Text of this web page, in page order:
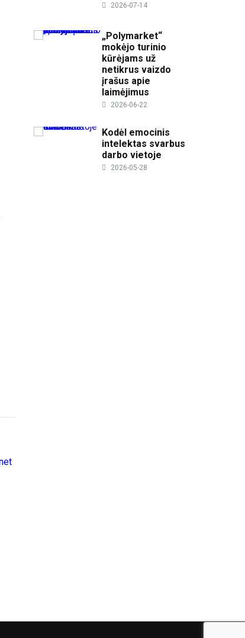
2026-07-14
„Polymarket“
mokėjo turinio
kūrėjams už
netikrus vaizdo
įrašus apie
laimėjimus
2026-06-22
Kodėl emocinis
intelektas svarbus
darbo vietoje
2026-05-28